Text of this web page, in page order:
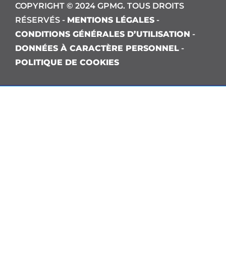
COPYRIGHT © 2024 GPMG. TOUS DROITS
RÉSERVÉS - MENTIONS LÉGALES -
CONDITIONS GÉNÉRALES D’UTILISATION -
DONNÉES À CARACTÈRE PERSONNEL -
POLITIQUE DE COOKIES